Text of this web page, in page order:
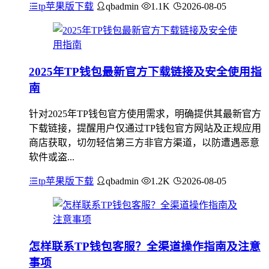
tp苹果版下载 qbadmin 1.1K 2026-08-05
2025年TP钱包最新官方下载链接及安全使用指
南
针对2025年TP钱包官方使用需求，明确提供其最新官方
下载链接，提醒用户仅通过TP钱包官方网站及正规应用
商店获取，切勿轻信第三方非官方渠道，以防遭遇恶意
软件或盗...
tp苹果版下载 qbadmin 1.2K 2026-08-05
怎样联系TP钱包客服？全渠道操作指南及注意
事项